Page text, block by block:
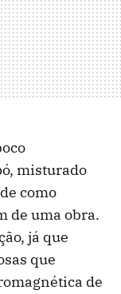
misturado
como
de uma obra.
já que
que
de